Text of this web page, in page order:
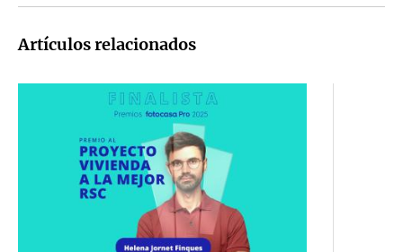
Artículos relacionados